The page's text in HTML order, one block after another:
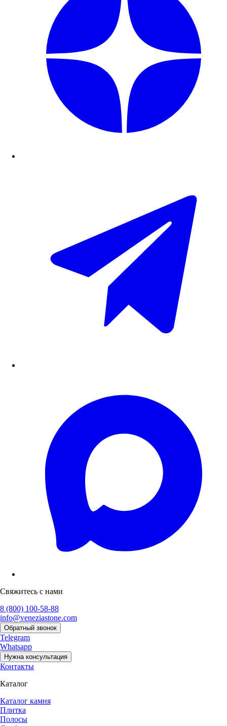
Свяжитесь с нами
8 (800) 100-58-88
info@veneziastone.com
Обратный звонок
Telegram
Whatsapp
Нужна консультация
Контакты
Каталог
Каталог камня
Плитка
Полосы